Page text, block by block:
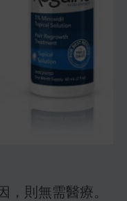
，則無需醫療。